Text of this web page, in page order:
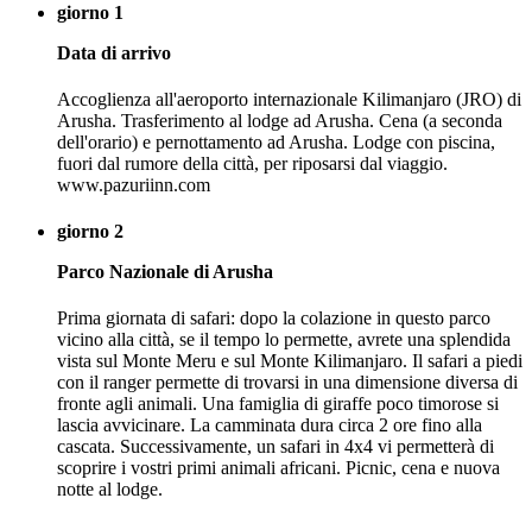
giorno 1
Data di arrivo
Accoglienza all'aeroporto internazionale Kilimanjaro (JRO) di
Arusha. Trasferimento al lodge ad Arusha. Cena (a seconda
dell'orario) e pernottamento ad Arusha. Lodge con piscina,
fuori dal rumore della città, per riposarsi dal viaggio.
www.pazuriinn.com
giorno 2
Parco Nazionale di Arusha
Prima giornata di safari: dopo la colazione in questo parco
vicino alla città, se il tempo lo permette, avrete una splendida
vista sul Monte Meru e sul Monte Kilimanjaro. Il safari a piedi
con il ranger permette di trovarsi in una dimensione diversa di
fronte agli animali. Una famiglia di giraffe poco timorose si
lascia avvicinare. La camminata dura circa 2 ore fino alla
cascata. Successivamente, un safari in 4x4 vi permetterà di
scoprire i vostri primi animali africani. Picnic, cena e nuova
notte al lodge.